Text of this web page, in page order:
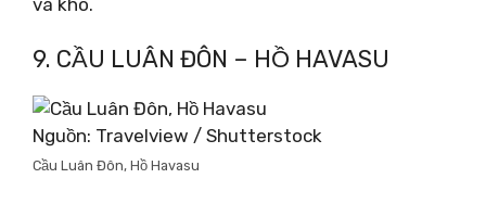
9. CẦU LUÂN ĐÔN – HỒ HAVASU
Nguồn: Travelview / Shutterstock
Cầu Luân Đôn, Hồ Havasu